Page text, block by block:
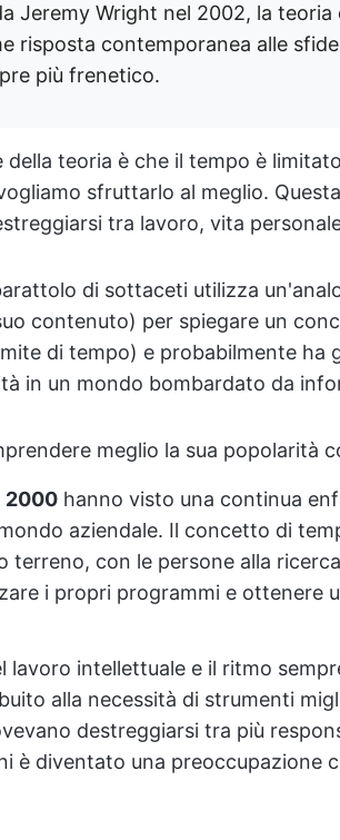
Jeremy Wright nel 2002, la
risposta contemporanea alle
più frenetico.
della teoria è che il tempo è
sfruttarlo al meglio.
tra lavoro, vita
di sottaceti utilizza
contenuto) per spiegare un
di tempo) e probabilmente ha
in un mondo bombardato da
meglio la sua popolarità
2000 hanno visto una continua
aziendale. Il concetto di
terreno, con le persone alla
i propri programmi e ottenere
lavoro intellettuale e il ritmo
alla necessità di strumenti
destreggiarsi tra più
è diventato una preoccupazione